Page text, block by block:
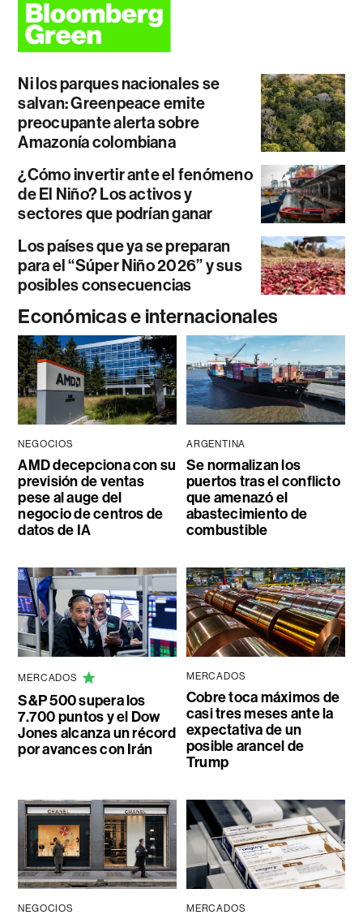
Ni los parques nacionales se
salvan: Greenpeace emite
preocupante alerta sobre
Amazonía colombiana
¿Cómo invertir ante el fenómeno
de El Niño? Los activos y
sectores que podrían ganar
Los países que ya se preparan
para el “Súper Niño 2026” y sus
posibles consecuencias
Económicas e internacionales
NEGOCIOS
AMD decepciona con su
previsión de ventas
pese al auge del
negocio de centros de
datos de IA
ARGENTINA
Se normalizan los
puertos tras el conflicto
que amenazó el
abastecimiento de
combustible
MERCADOS
S&P 500 supera los
7.700 puntos y el Dow
Jones alcanza un récord
por avances con Irán
MERCADOS
Cobre toca máximos de
casi tres meses ante la
expectativa de un
posible arancel de
Trump
NEGOCIOS MERCADOS